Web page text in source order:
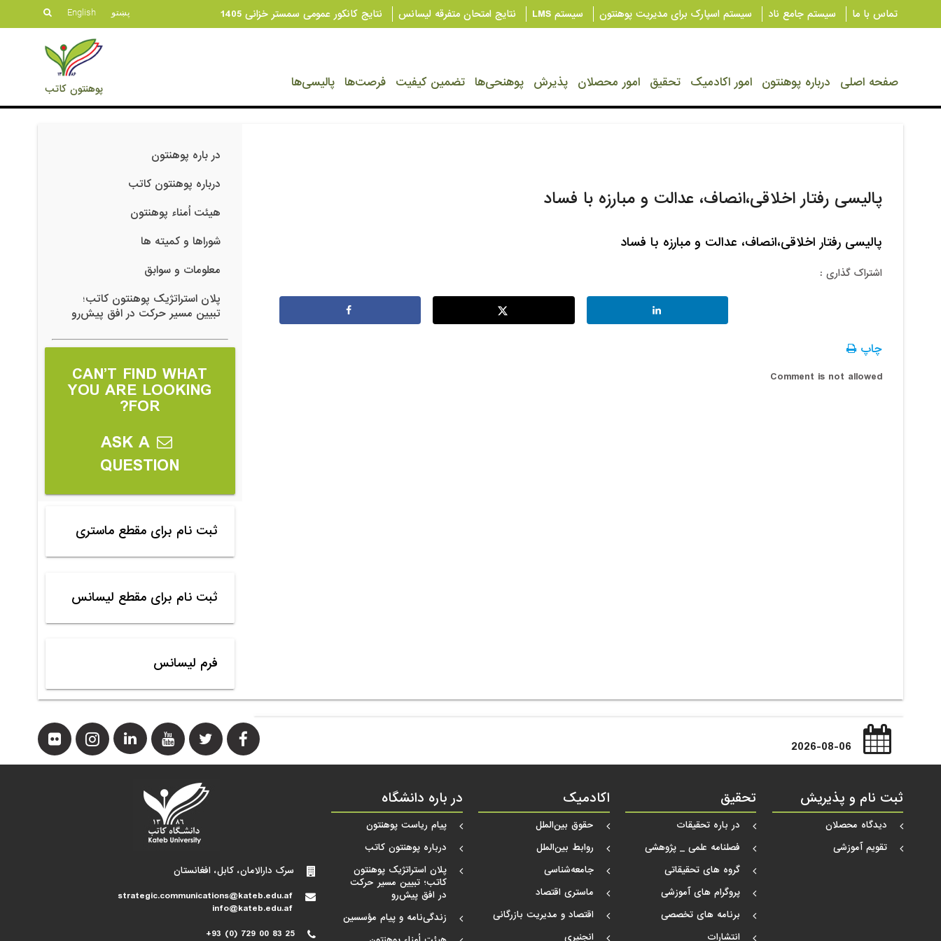
English پښتو تماس با ما سیستم جامع ناد سیستم اسپارک برای مدیریت پوهنتون سیستم LMS نتایج امتحان متفرقه لیسانس نتایج کانکور عمومی سمستر خزانی 1405
پوهنتون کاتب صفحه اصلی درباره پوهنتون امور اکادمیک تحقیق امور محصلان پذیرش پوهنحی‌ها تضمین کیفیت فرصت‌ها پالیسی‌ها
پالیسی رفتار اخلاقی،انصاف، عدالت و مبارزه با فساد
پالیسی رفتار اخلاقی،انصاف، عدالت و مبارزه با فساد
اشتراک گذاری :
چاپ
Comment is not allowed
در باره پوهنتون
درباره پوهنتون کاتب
هیئت اُمناء پوهنتون
شوراها و کمیته ها
معلومات و سوابق
پلان استراتژیک پوهنتون کاتب؛
تبیین مسیر حرکت در افق پیش‌رو
CAN’T FIND WHAT
YOU ARE LOOKING
FOR?
ASK A
QUESTION
ثبت نام برای مقطع ماستری
ثبت نام برای مقطع لیسانس
فرم لیسانس
2026-08-06
سرک دارالامان، کابل، افغانستان
strategic.communications@kateb.edu.af
info@kateb.edu.af
+93 (0) 729 00 83 25
در باره دانشگاه
پیام ریاست پوهنتون
درباره پوهنتون کاتب
پلان استراتژیک پوهنتون
کاتب؛ تبیین مسیر حرکت
در افق پیش‌رو
زندگی‌نامه و پیام مؤسسین
اکادمیک
حقوق بین‌الملل
روابط بین‌الملل
جامعه‌شناسی
ماستری اقتصاد
اقتصاد و مدیریت بازرگانی
انجنیری
تحقیق
در باره تحقیقات
فصلنامه علمی _ پژوهشی
گروه های تحقیقاتی
پروگرام های آموزشی
برنامه های تخصصی
انتشارات
ثبت نام و پذیریش
دیدگاه محصلان
تقویم آموزشی